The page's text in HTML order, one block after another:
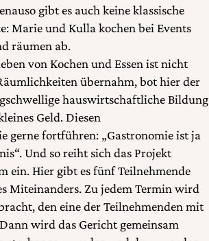
gibt es auch keine klassische
Marie und Kulla kochen bei Events
räumen ab.
von Kochen und Essen ist nicht
übernahm, bot hier der
hauswirtschaftliche Bildung
Geld. Diesen
gerne fortführen: „Gastronomie ist ja
Und so reiht sich das Projekt
ein. Hier gibt es fünf Teilnehmende
Miteinanders. Zu jedem Termin wird
den eine der Teilnehmenden mit
wird das Gericht gemeinsam